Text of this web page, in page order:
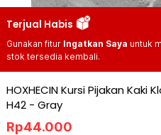
Terjual Habis
Gunakan fitur Ingatkan Saya untuk
stok tersedia kembali.
HOXHECIN Kursi Pijakan
H42 - Gray
Rp44.000